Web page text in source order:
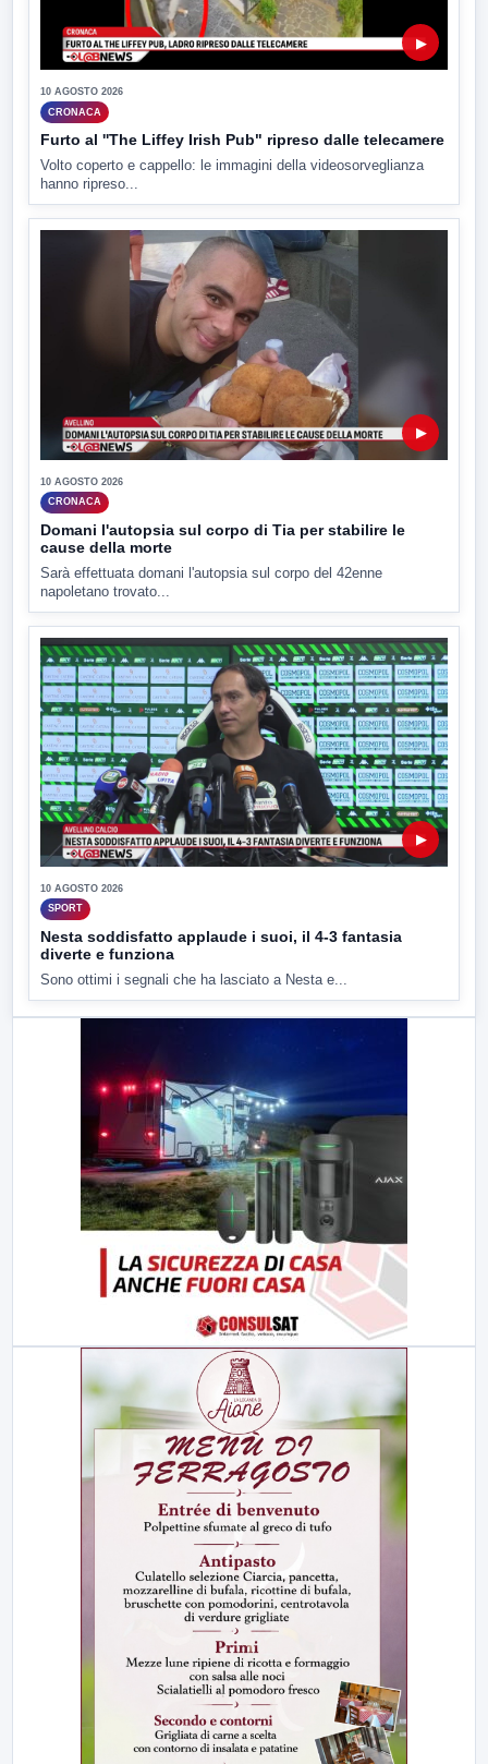
▶
10 AGOSTO 2026
CRONACA
Furto al ''The Liffey Irish Pub" ripreso dalle telecamere
Volto coperto e cappello: le immagini della videosorveglianza
hanno ripreso...
▶
10 AGOSTO 2026
CRONACA
Domani l'autopsia sul corpo di Tia per stabilire le
cause della morte
Sarà effettuata domani l'autopsia sul corpo del 42enne
napoletano trovato...
▶
10 AGOSTO 2026
SPORT
Nesta soddisfatto applaude i suoi, il 4-3 fantasia
diverte e funziona
Sono ottimi i segnali che ha lasciato a Nesta e...